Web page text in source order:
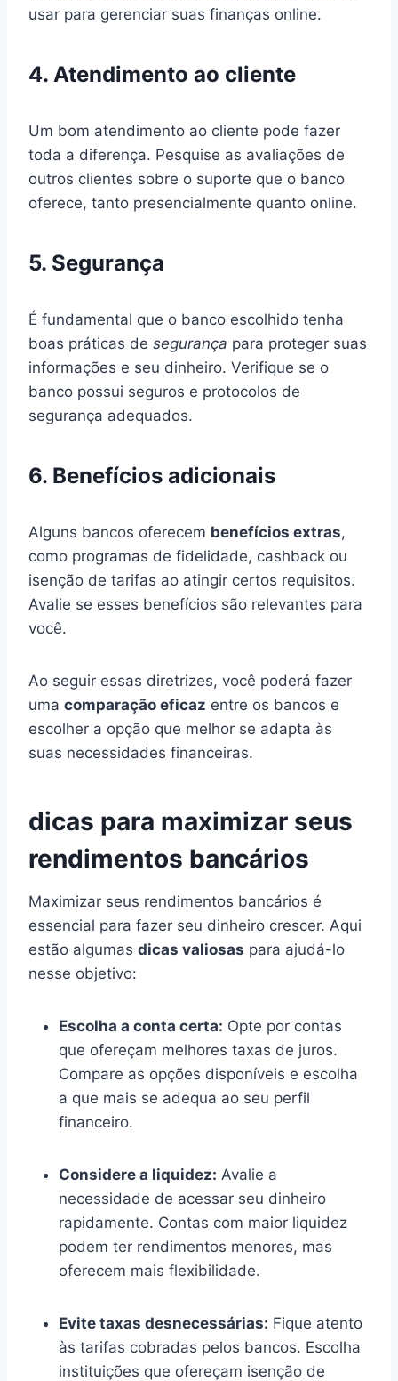
usar para gerenciar suas finanças online.
4. Atendimento ao cliente
Um bom atendimento ao cliente pode fazer
toda a diferença. Pesquise as avaliações de
outros clientes sobre o suporte que o banco
oferece, tanto presencialmente quanto online.
5. Segurança
É fundamental que o banco escolhido tenha
boas práticas de segurança para proteger suas
informações e seu dinheiro. Verifique se o
banco possui seguros e protocolos de
segurança adequados.
6. Benefícios adicionais
Alguns bancos oferecem benefícios extras,
como programas de fidelidade, cashback ou
isenção de tarifas ao atingir certos requisitos.
Avalie se esses benefícios são relevantes para
você.
Ao seguir essas diretrizes, você poderá fazer
uma comparação eficaz entre os bancos e
escolher a opção que melhor se adapta às
suas necessidades financeiras.
dicas para maximizar seus
rendimentos bancários
Maximizar seus rendimentos bancários é
essencial para fazer seu dinheiro crescer. Aqui
estão algumas dicas valiosas para ajudá-lo
nesse objetivo:
Escolha a conta certa: Opte por contas
que ofereçam melhores taxas de juros.
Compare as opções disponíveis e escolha
a que mais se adequa ao seu perfil
financeiro.
Considere a liquidez: Avalie a
necessidade de acessar seu dinheiro
rapidamente. Contas com maior liquidez
podem ter rendimentos menores, mas
oferecem mais flexibilidade.
Evite taxas desnecessárias: Fique atento
às tarifas cobradas pelos bancos. Escolha
instituições que ofereçam isenção de